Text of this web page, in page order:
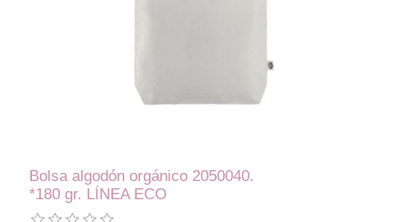
Bolsa algodón orgánico 2050040.
*180 gr. LÍNEA ECO